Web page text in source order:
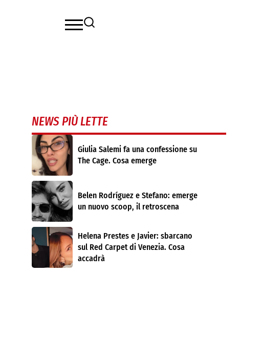
NEWS PIÙ LETTE
Giulia Salemi fa una confessione su
The Cage. Cosa emerge
Belen Rodríguez e Stefano: emerge
un nuovo scoop, il retroscena
Helena Prestes e Javier: sbarcano
sul Red Carpet di Venezia. Cosa
accadrà